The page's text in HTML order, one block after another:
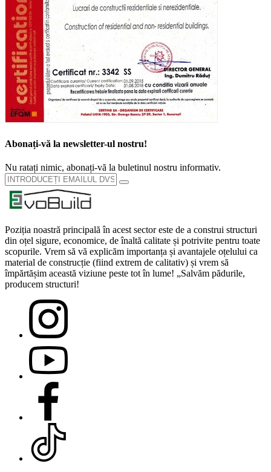
Abonați-vă la newsletter-ul nostru!
Nu ratați nimic, abonați-vă la buletinul nostru informativ.
Poziția noastră principală în acest sector este de a construi structuri
din oțel sigure, economice, de înaltă calitate și potrivite pentru toate
scopurile. Vrem să vă explicăm importanța și avantajele oțelului ca
material de construcție (fiind extrem de calitativ) și vrem să
împărtășim această viziune peste tot în lume! „Salvăm pădurile,
producem structuri!